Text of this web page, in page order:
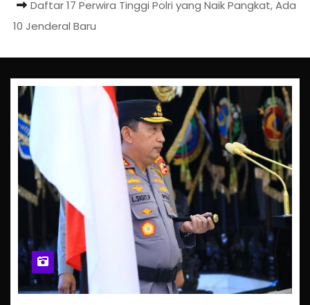
Daftar 17 Perwira Tinggi Polri yang Naik Pangkat, Ada
10 Jenderal Baru